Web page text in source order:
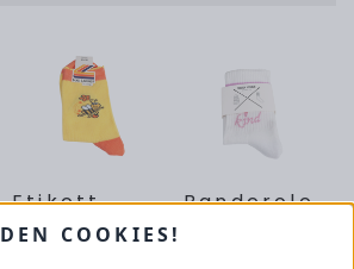
Etikett
€ 1,00 / Stück
Banderole
COOKIES!